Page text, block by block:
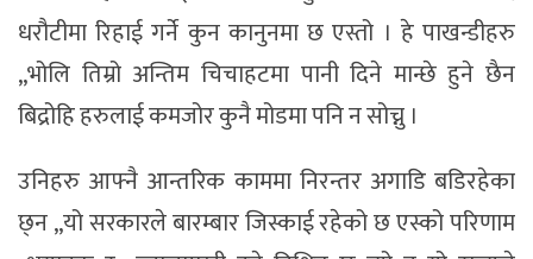
धरौटीमा रिहाई गर्ने कुन कानुनमा छ एस्तो । हे पाखन्डीहरु
,,भोलि तिम्रो अन्तिम चिचाहटमा पानी दिने मान्छे हुने छैन
बिद्रोहि हरुलाई कमजोर कुनै मोडमा पनि न सोच्नु ।
उनिहरु आफ्नै आन्तरिक काममा निरन्तर अगाडि बडिरहेका
छ्न ,,यो सरकारले बारम्बार जिस्काई रहेको छ एस्को परिणाम